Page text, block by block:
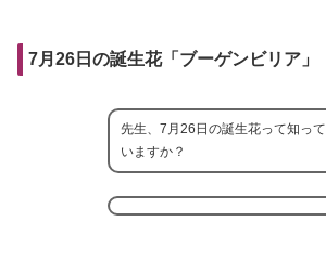
7月26日の誕生花「ブーゲンビリア」
先生、7月26日の誕生花って知って
いますか？